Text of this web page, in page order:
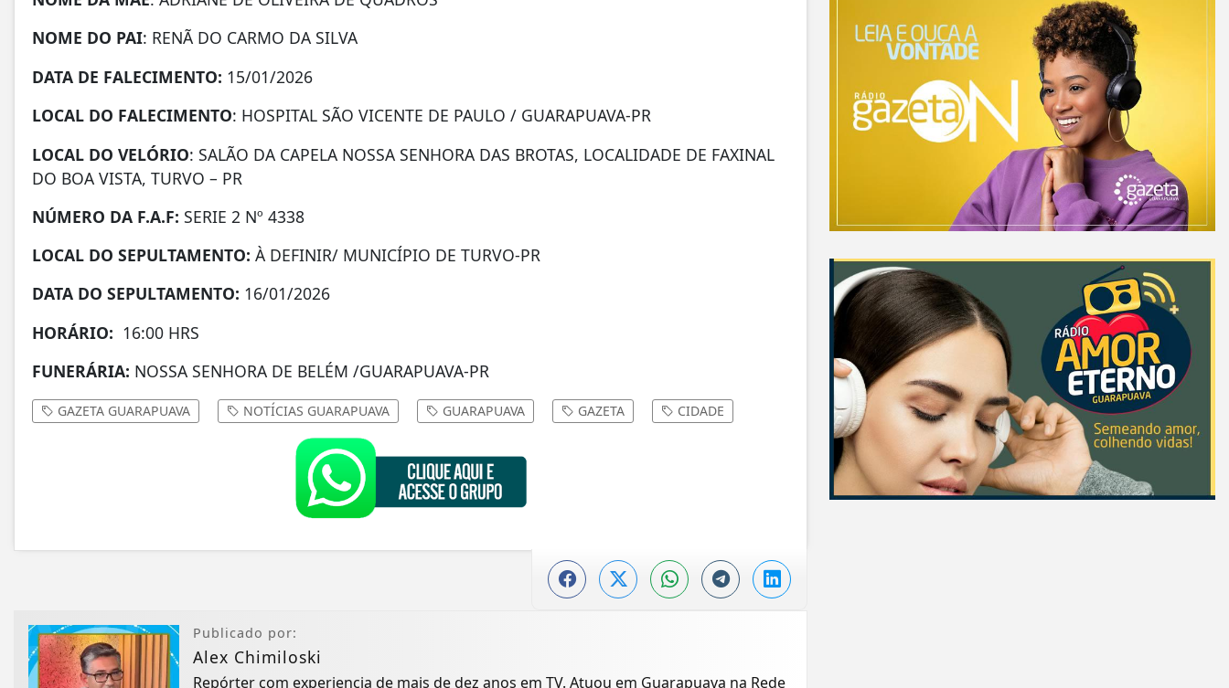
NOME DO PAI: RENÃ DO CARMO DA SILVA
DATA DE FALECIMENTO: 15/01/2026
LOCAL DO FALECIMENTO: HOSPITAL SÃO VICENTE DE PAULO / GUARAPUAVA-PR
LOCAL DO VELÓRIO: SALÃO DA CAPELA NOSSA SENHORA DAS BROTAS, LOCALIDADE DE FAXINAL
DO BOA VISTA, TURVO – PR
NÚMERO DA F.A.F: SERIE 2 Nº 4338
LOCAL DO SEPULTAMENTO: À DEFINIR/ MUNICÍPIO DE TURVO-PR
DATA DO SEPULTAMENTO: 16/01/2026
HORÁRIO: 16:00 HRS
FUNERÁRIA: NOSSA SENHORA DE BELÉM /GUARAPUAVA-PR
GAZETA GUARAPUAVA NOTÍCIAS GUARAPUAVA GUARAPUAVA GAZETA CIDADE
Publicado por:
Alex Chimiloski
Repórter com experiencia de mais de dez anos em TV. Atuou em Guarapuava na Rede